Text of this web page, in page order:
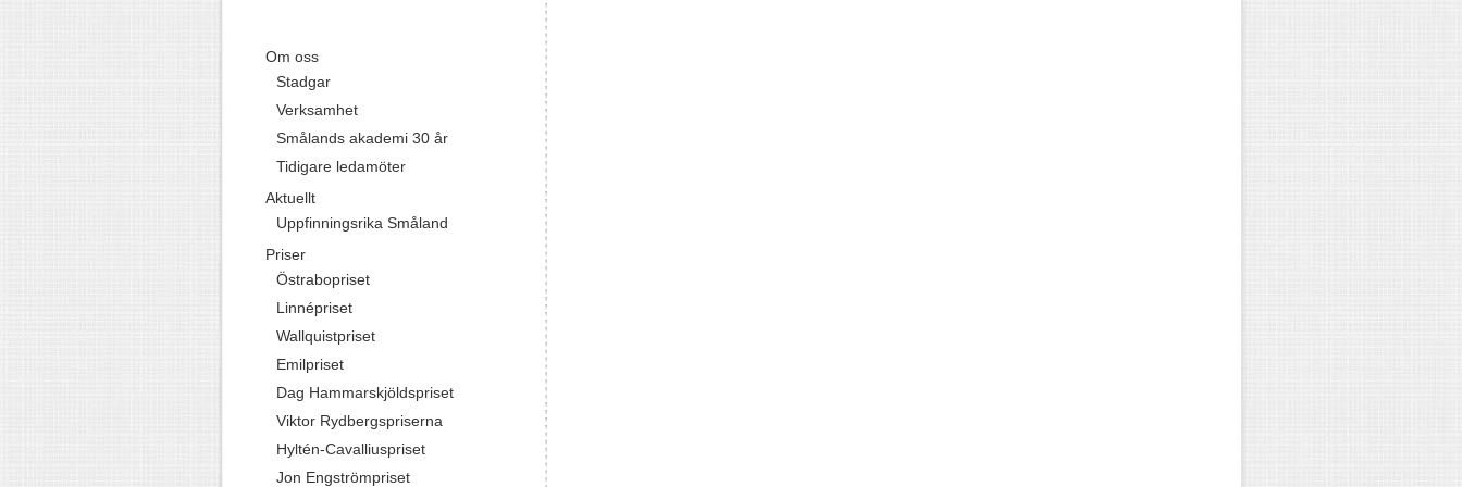
Om oss
Stadgar
Verksamhet
Smålands akademi 30 år
Tidigare ledamöter
Aktuellt
Uppfinningsrika Småland
Priser
Östrabopriset
Linnépriset
Wallquistpriset
Emilpriset
Dag Hammarskjöldspriset
Viktor Rydbergspriserna
Hyltén-Cavalliuspriset
Jon Engströmpriset